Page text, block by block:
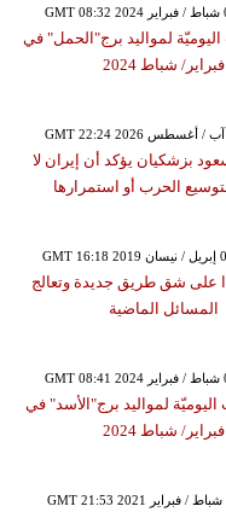
اليوميّة لمواليد برج"الحمل" في
فبراير/ شباط 2024
بزشكيان يؤكد أن إيران لا
الحرب أو استمرارها
على شق طريق جديدة وتعالج
المسائل الماضية
اليوميّة لمواليد برج"الأسد" في
فبراير/ شباط 2024